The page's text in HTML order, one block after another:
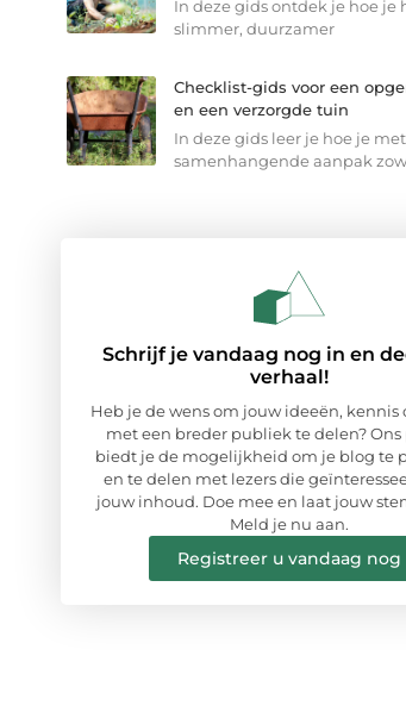
In deze gids ontdek je hoe je
slimmer, duurzamer
Checklist-gids voor een
en een verzorgde tuin
In deze gids leer je hoe je
samenhangende aanpak
Schrijf je vandaag nog in en
verhaal!
Heb je de wens om jouw ideeën, kennis
met een breder publiek te delen?
biedt je de mogelijkheid om je blog te
en te delen met lezers die
jouw inhoud. Doe mee en laat jouw
Meld je nu aan.
Registreer u vandaag nog